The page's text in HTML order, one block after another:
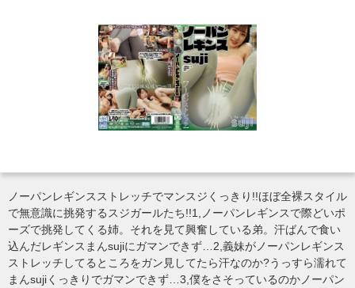
ノーパンレギンスストレッチでマンスジくっきり!!ほぼ全裸スタイル
で無意識に挑発するスジガールたち!!1,ノーパンレギンスで際どいポ
ーズで挑発してくる姉。それを見て興奮している弟。汗ばんで食い
込んだレギンスまんsujiにガマンできず…2,義妹がノーパンレギンス
ストレッチしてるところをガン見してたら汗なのか?うっすら濡れて
まんsujiくっきりでガマンできず…3,僕をさそっているのかノーパン